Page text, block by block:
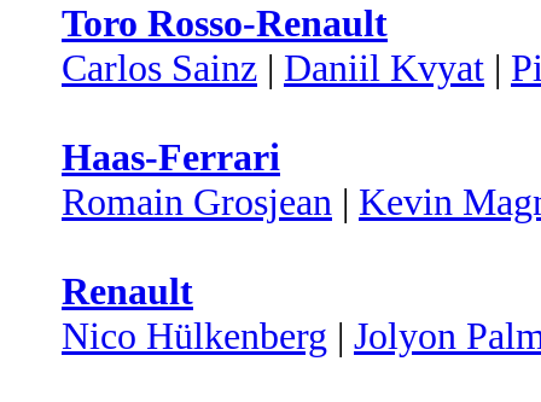
Toro Rosso-Renault
Carlos Sainz | Daniil Kvyat |
Haas-Ferrari
Romain Grosjean | Kevin
Renault
Nico Hülkenberg | Jolyon